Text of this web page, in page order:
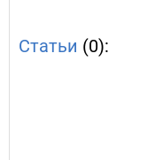
Статьи (0):